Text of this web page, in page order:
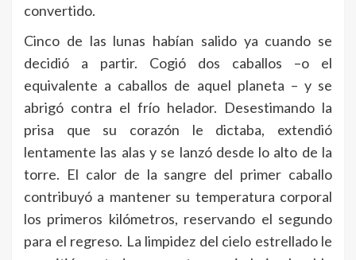
convertido.
Cinco de las lunas habían salido ya cuando se
decidió a partir. Cogió dos caballos –o el
equivalente a caballos de aquel planeta – y se
abrigó contra el frío helador. Desestimando la
prisa que su corazón le dictaba, extendió
lentamente las alas y se lanzó desde lo alto de la
torre. El calor de la sangre del primer caballo
contribuyó a mantener su temperatura corporal
los primeros kilómetros, reservando el segundo
para el regreso. La limpidez del cielo estrellado le